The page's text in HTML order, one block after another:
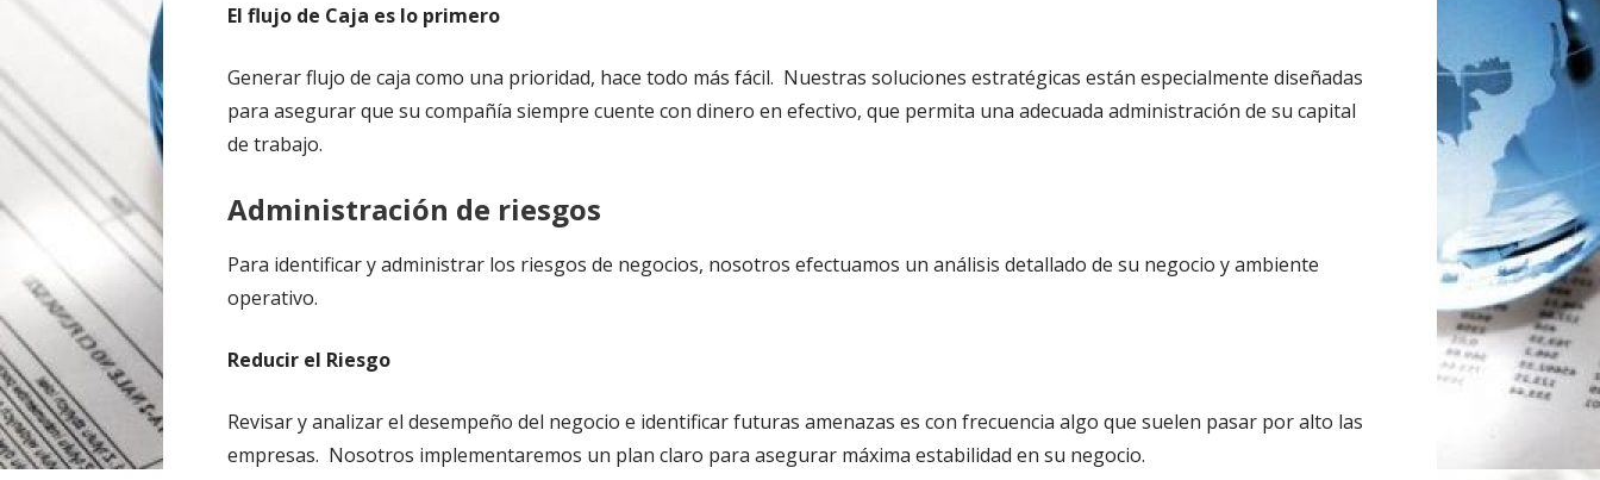
El flujo de Caja es lo primero
Generar flujo de caja como una prioridad, hace todo más fácil. Nuestras soluciones estratégicas están especialmente diseñadas
para asegurar que su compañía siempre cuente con dinero en efectivo, que permita una adecuada administración de su capital
de trabajo.
Administración de riesgos
Para identificar y administrar los riesgos de negocios, nosotros efectuamos un análisis detallado de su negocio y ambiente
operativo.
Reducir el Riesgo
Revisar y analizar el desempeño del negocio e identificar futuras amenazas es con frecuencia algo que suelen pasar por alto las
empresas. Nosotros implementaremos un plan claro para asegurar máxima estabilidad en su negocio.